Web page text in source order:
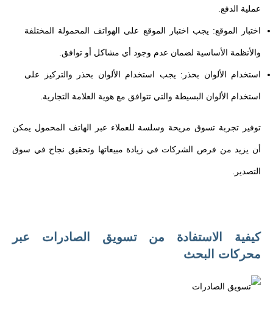
عملية الدفع.
اختبار الموقع: يجب اختبار الموقع على الهواتف المحمولة المختلفة
والأنظمة الأساسية لضمان عدم وجود أي مشاكل أو توافق.
استخدام الألوان بحذر: يجب استخدام الألوان بحذر والتركيز على
استخدام الألوان البسيطة والتي تتوافق مع هوية العلامة التجارية.
توفير تجربة تسوق مريحة وسلسة للعملاء عبر الهاتف المحمول يمكن
أن يزيد من فرص الشركات في زيادة مبيعاتها وتحقيق نجاح في سوق
التصدير.
كيفية الاستفادة من تسويق الصادرات عبر
محركات البحث